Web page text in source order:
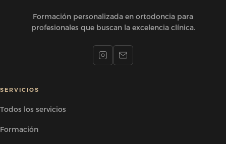
Formación personalizada en ortodoncia para
profesionales que buscan la excelencia clínica.
SERVICIOS
Todos los servicios
Formación